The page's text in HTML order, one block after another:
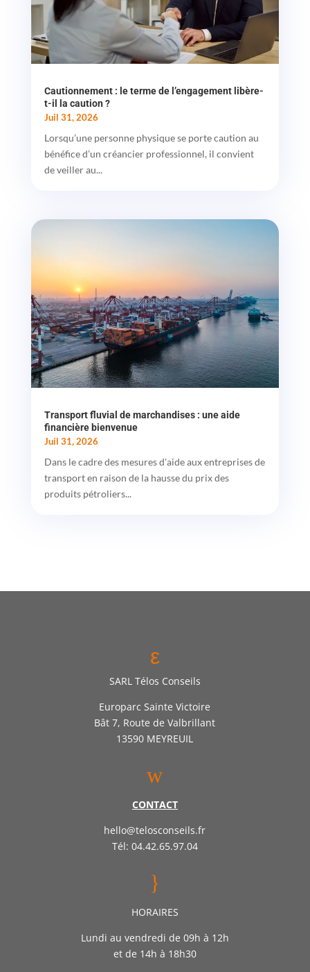
Cautionnement : le terme de l’engagement libère-
t-il la caution ?
Juil 31, 2026
Lorsqu’une personne physique se porte caution au
bénéfice d’un créancier professionnel, il convient
de veiller au...
Transport fluvial de marchandises : une aide
financière bienvenue
Juil 31, 2026
Dans le cadre des mesures d'aide aux entreprises de
transport en raison de la hausse du prix des
produits pétroliers...
ε
SARL Télos Conseils
Europarc Sainte Victoire
Bât 7, Route de Valbrillant
13590 MEYREUIL
w
CONTACT
hello@telosconseils.fr
Tél: 04.42.65.97.04
}
HORAIRES
Lundi au vendredi de 09h à 12h
et de 14h à 18h30